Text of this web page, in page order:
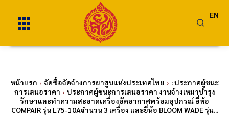
EN
หน้าแรก จัดซื้อจัดจ้างการยาสูบแห่งประเทศไทย
: ประกาศผู้ชนะ
การเสนอราคา
ประกาศผู้ชนะการเสนอราคา งานจ้างเหมาบำรุง
รักษาและทำความสะอาดเครื่องอัดอากาศพร้อมอุปกรณ์ ยี่ห้อ
COMPAIR รุ่น L75-10Aจำนวน 3 เครื่อง และยี่ห้อ BLOOM WADE รุ่น...